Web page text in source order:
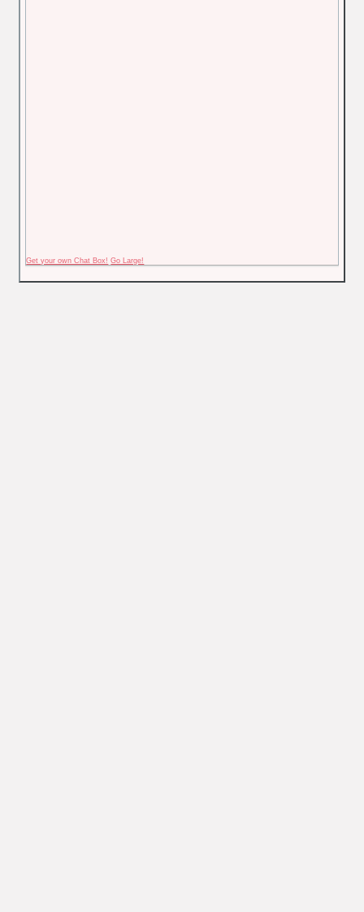
Get your own Chat Box! Go Large!